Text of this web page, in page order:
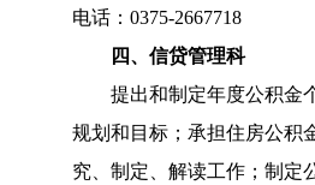
电话：0375-2667718
四、 信贷管理科
提出和制定年度公积金
规划和目标 ； 承担住房公积
究、制定、解读工作 ； 制定